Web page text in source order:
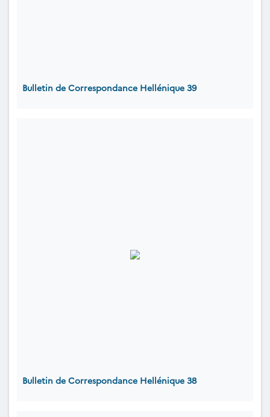
Bulletin de Correspondance Hellénique 39
Bulletin de Correspondance Hellénique 38